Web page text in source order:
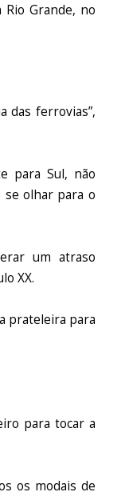
Rio Grande, no
das ferrovias”,
para Sul, não
se olhar para o
um atraso
XX.
prateleira para
para tocar a
os modais de